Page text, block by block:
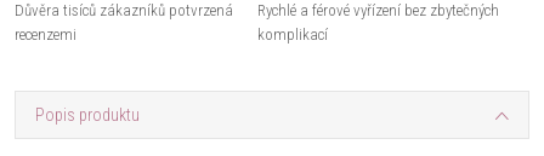
Důvěra tisíců zákazníků potvrzená
recenzemi
Rychlé a férové vyřízení bez zbytečných
komplikací
Popis produktu